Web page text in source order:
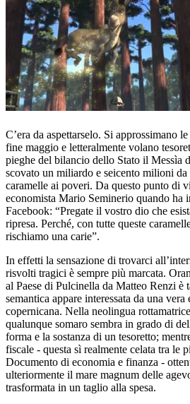
C’era da aspettarselo. Si approssimano
fine maggio e letteralmente volano
pieghe del bilancio dello Stato il Messìa
scovato un miliardo e seicento milioni
caramelle ai poveri. Da questo punto di
economista Mario Seminerio quando ha
Facebook: “Pregate il vostro dio che
ripresa. Perché, con tutte queste
rischiamo una carie”.
In effetti la sensazione di trovarci
risvolti tragici è sempre più marcata.
al Paese di Pulcinella da Matteo Renzi è
semantica appare interessata da una
copernicana. Nella neolingua
qualunque somaro sembra in grado di
forma e la sostanza di un tesoretto;
fiscale - questa sì realmente celata tra le
Documento di economia e finanza -
ulteriormente il mare magnum delle
trasformata in un taglio alla spesa.